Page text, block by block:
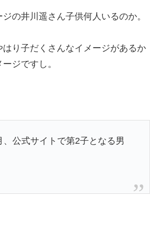
の井川遥さん子供何人いるのか。
り子だくさんなイメージがあるか
ジですし。
、公式サイトで第2子となる男